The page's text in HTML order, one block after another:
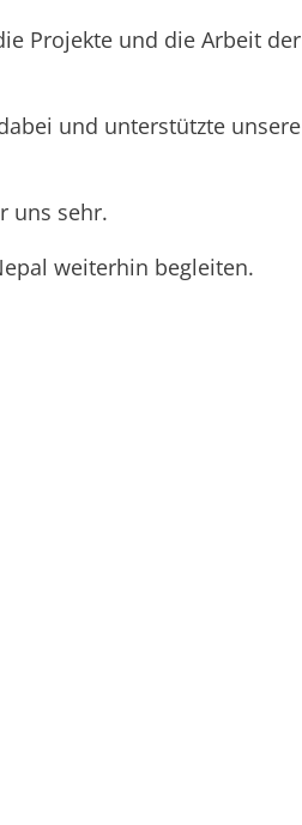
Projekte und die Arbeit der
und unterstützte unsere
uns sehr.
weiterhin begleiten.